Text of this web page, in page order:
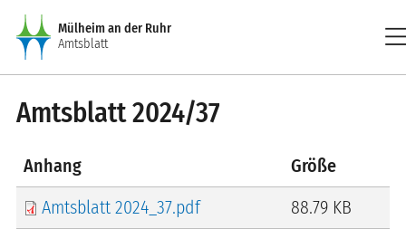
Direkt zum Inhalt
Mülheim an der Ruhr
Amtsblatt
Amtsblatt 2024/37
Anhang
Größe
Amtsblatt 2024_37.pdf
88.79 KB